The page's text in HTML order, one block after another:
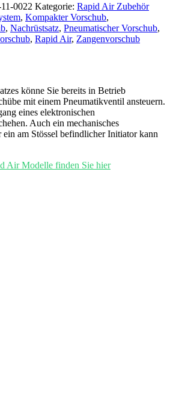
0022 Kategorie: Rapid Air Zubehör
, Kompakter Vorschub,
, Nachrüstsatz, Pneumatischer Vorschub,
, Rapid Air, Zangenvorschub
könne Sie bereits in Betrieb
mit einem Pneumatikventil ansteuern.
eines elektronischen
Auch ein mechanisches
am Stössel befindlicher Initiator kann
Air Modelle finden Sie hier